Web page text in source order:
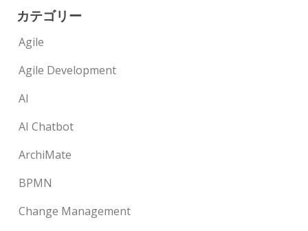
カテゴリー
Agile
Agile Development
AI
AI Chatbot
ArchiMate
BPMN
Change Management